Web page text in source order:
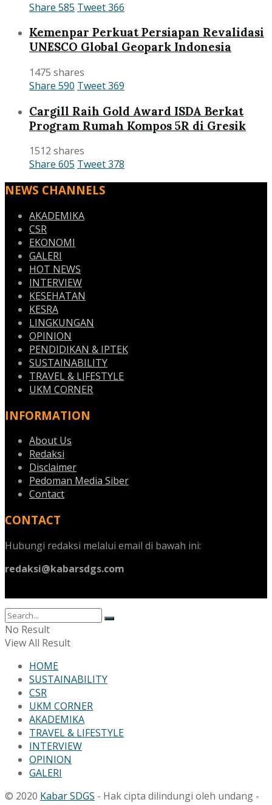
Share 585 Tweet366
Kemenpar Perkuat Persiapan Revalidasi
UNESCO Global Geopark Indonesia
1475 shares
Share 590 Tweet369
Cargill Raih Gold Award ISDA Berkat
Program Rumah Kompos 5R di Gresik
1512 shares
Share 605 Tweet378
NEWS CHANNELS
AKADEMIKA
CSR
EKONOMI
GALERI
HOT NEWS
INTERVIEW
KESEHATAN
KESRA
LINGKUNGAN
OPINION
PENDIDIKAN & IPTEK
SUSTAINABILITY
TRAVEL & LIFESTYLE
UKM CORNER
INFORMATION
About Us
Redaksi
Disclaimer
Pedoman Media Siber
Contact
CONTACT
Hubungi redaksi melalui email di bawah ini:
redaksi@kabarsdgs.com
No Result
View All Result
HOME
SUSTAINABILITY
CSR
UKM CORNER
AKADEMIKA
TRAVEL & LIFESTYLE
INTERVIEW
OPINION
GALERI
© 2020 Kabar SDGS - Hak cipta dilindungi oleh undang -